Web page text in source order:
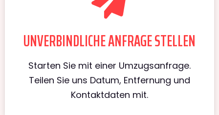
UNVERBINDLICHE ANFRAGE STELLEN
Starten Sie mit einer Umzugsanfrage.
Teilen Sie uns Datum, Entfernung und
Kontaktdaten mit.